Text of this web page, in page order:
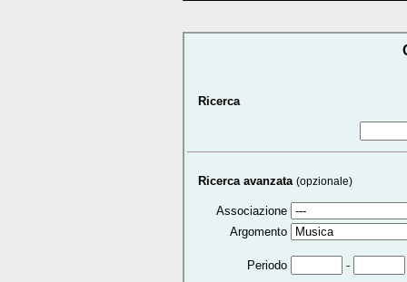
Ricerca
Ricerca avanzata (opzionale)
Associazione
Argomento
Periodo -